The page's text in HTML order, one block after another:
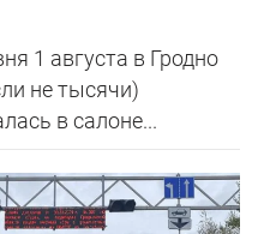
1 августа в Гродно
не тысячи)
в салоне...